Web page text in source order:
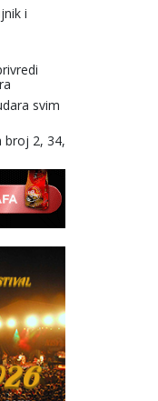
i
svim
broj 2, 34,